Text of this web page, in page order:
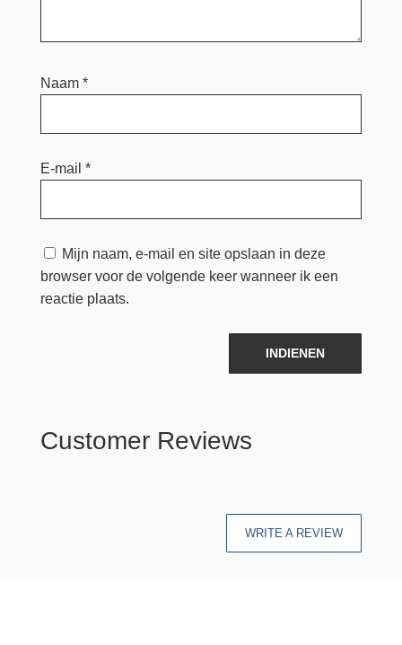
Naam *
E-mail *
Mijn naam, e-mail en site opslaan in deze
browser voor de volgende keer wanneer ik een
reactie plaats.
INDIENEN
Customer Reviews
WRITE A REVIEW